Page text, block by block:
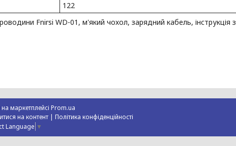
122
Fnirsi WD-01, м'який чохол, зарядний кабель, інструкція з
маркетплейсі Prom.ua
на контент | Політика конфіденційності
Language ▼